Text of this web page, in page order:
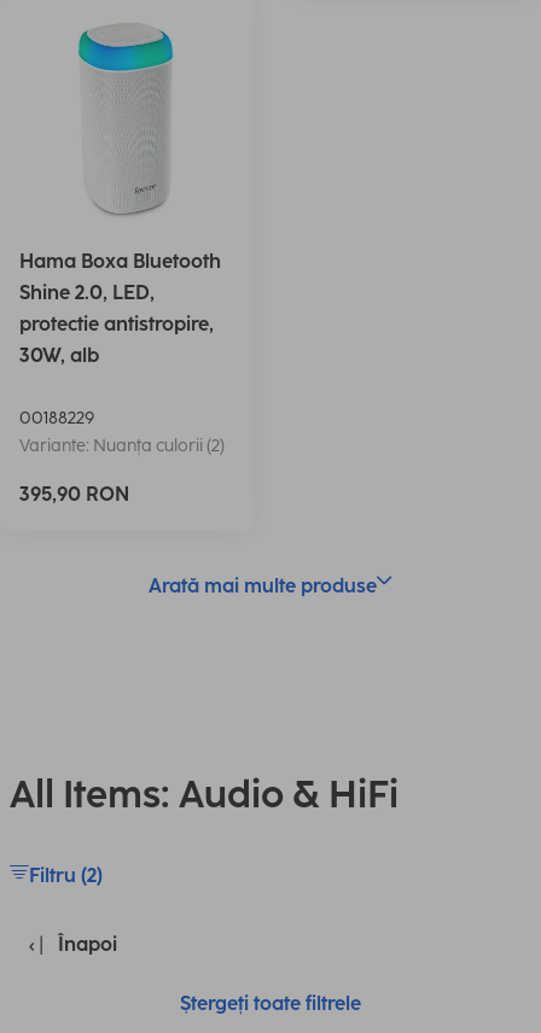
Hama Boxa Bluetooth
Shine 2.0, LED,
protectie antistropire,
30W, alb
00188229
Variante: Nuanța culorii (2)
395,90 RON
Arată mai multe produse
All Items: Audio & HiFi
Filtru (2)
Înapoi
Ștergeți toate filtrele